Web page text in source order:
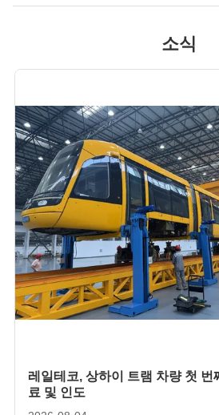
소식
레일테코, 상하이 트램 차량 첫 번
료 및 인도